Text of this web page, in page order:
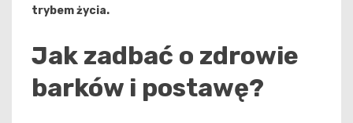
trybem życia.
Jak zadbać o zdrowie
barków i postawę?